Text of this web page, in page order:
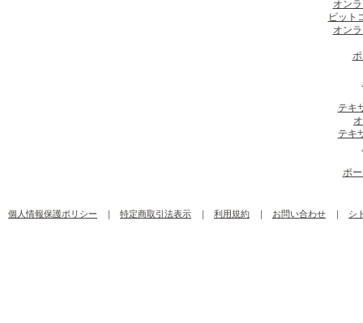
オン
ビット
オン
テキ
テキ
ポ
個人情報保護ポリシー ｜ 特定商取引法表示 ｜ 利用規約 ｜ お問い合わせ ｜ シ